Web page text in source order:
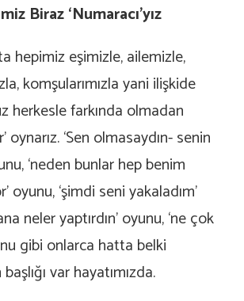
Biraz ‘Numaracı’yız
hepimiz eşimizle, ailemizle,
komşularımızla yani ilişkide
herkesle farkında olmadan
oynarız. ‘Sen olmasaydın- senin
‘neden bunlar hep benim
oyunu, ‘şimdi seni yakaladım’
neler yaptırdın’ oyunu, ‘ne çok
gibi onlarca hatta belki
var hayatımızda.